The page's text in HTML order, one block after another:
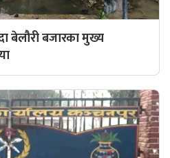
बेलौरी बजारका मुख्य